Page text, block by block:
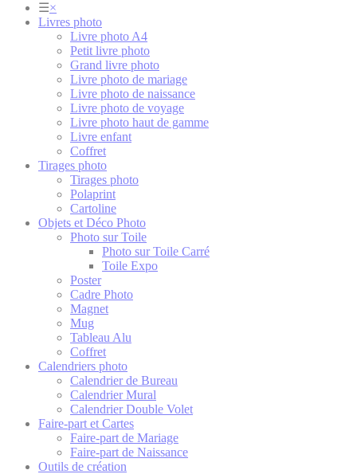
☰×
Livres photo
Livre photo A4
Petit livre photo
Grand livre photo
Livre photo de mariage
Livre photo de naissance
Livre photo de voyage
Livre photo haut de gamme
Livre enfant
Coffret
Tirages photo
Tirages photo
Polaprint
Cartoline
Objets et Déco Photo
Photo sur Toile
Photo sur Toile Carré
Toile Expo
Poster
Cadre Photo
Magnet
Mug
Tableau Alu
Coffret
Calendriers photo
Calendrier de Bureau
Calendrier Mural
Calendrier Double Volet
Faire-part et Cartes
Faire-part de Mariage
Faire-part de Naissance
Outils de création